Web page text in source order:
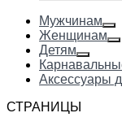
Мужчинам
Женщинам
Детям
Аксессуары
СТРАНИЦЫ